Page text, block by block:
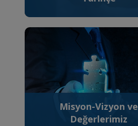
Misyon-Vizyon ve
Değerlerimiz